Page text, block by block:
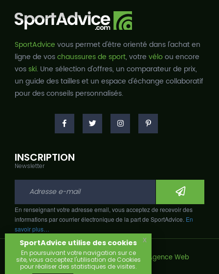
SportAdvice vous permet d'être orienté dans l'achat en
ligne de voschaussures de sport, votre véloou encore
vosski. Une sélection d'offres, un comparateur de prix,
un guide des tailles et un espace d'échange collaboratif
pour des conseils personnalisés.
INSCRIPTION
Newsletter
En renseignant votre adresse email, vous acceptez de recevoir des
informations par courrier électronique de la part de SportAdvice. En
savoir plus…
Copyright © 2026, Développé avec par
Agence Web
Narobaz.
SportAdvice utilise des cookies
En poursuivant votre navigation sur ce
site, vous acceptez l'utilisation de Cookies
pour réaliser des statistiques de visites.
x